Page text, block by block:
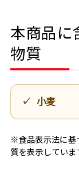
本商品に
物質
小麦
※食品表示法に基
質を表示していま